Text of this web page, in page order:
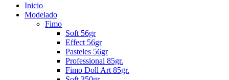
Inicio
Modelado
Fimo
Soft 56gr
Effect 56gr
Pasteles 56gr
Professional 85gr.
Fimo Doll Art 85gr.